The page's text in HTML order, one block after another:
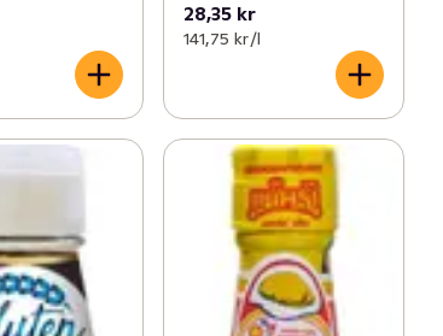
28,35 kr
141,75 kr /l